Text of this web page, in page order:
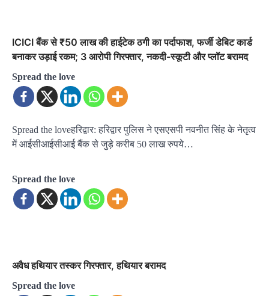
ICICI बैंक से ₹50 लाख की हाईटेक ठगी का पर्दाफाश, फर्जी डेबिट कार्ड
बनाकर उड़ाई रकम; 3 आरोपी गिरफ्तार, नकदी-स्कूटी और प्लॉट बरामद
Spread the love
Spread the loveहरिद्वार: हरिद्वार पुलिस ने एसएसपी नवनीत सिंह के नेतृत्व
में आईसीआईसीआई बैंक से जुड़े करीब 50 लाख रुपये…
Spread the love
अवैध हथियार तस्कर गिरफ्तार, हथियार बरामद
Spread the love